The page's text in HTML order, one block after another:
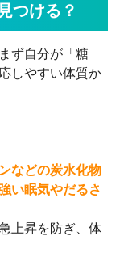
つける？
ず自分が「糖
しやすい体質か
などの炭水化物
い眠気やだるさ
上昇を防ぎ、体